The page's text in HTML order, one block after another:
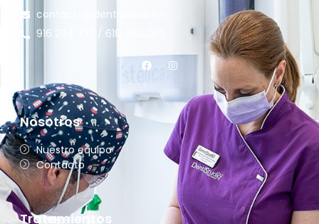
contacto@dentistudio.es
916 294 723 / 618 460 050
Nosotros
Nuestro equipo
Contacto
Tratamientos